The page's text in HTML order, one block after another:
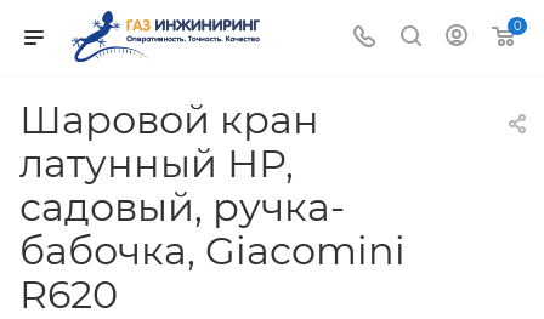
0
Шаровой кран
латунный НР,
садовый, ручка-
бабочка, Giacomini
R620